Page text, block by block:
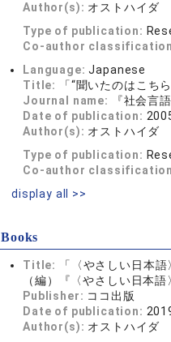
Author(s): オストハイダ
Type of publication:
Co-author
Language:Japanese
Title:
「“聞いたのはこち
Journal name:
『社会
Date of publication:
Author(s): オストハイダ
Type of publication:
Co-author
display all >>
Books
Title:
「〈やさしい日本
（編）『〈やさしい日本
Publisher: ココ出版
Date of publication:
Author(s): オストハイダ